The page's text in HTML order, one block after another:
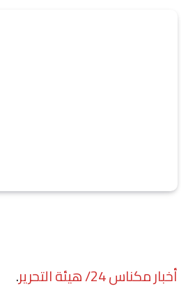
أخبار مكناس 24/ هيئة التحرير.